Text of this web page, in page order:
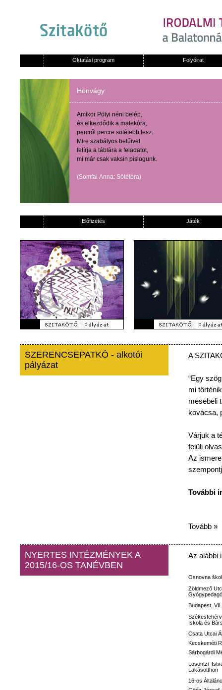
Oktatási program Folyóirat
Honvágy
Amikor Pötyi néni belép,
és elkezdődik a matekóra,
percről percre sötétebb lesz.
Mire szabályos betűivel
felírja a táblára a feladatot,
mi már csak vaksin pislogunk.
(Somfai Anna: Sötétóra)
Előfizetés Játék
SZERENCSEPATKÓ - alkotói
pályázat
A
“Egy szög
mi történik
mesebeli
kovácsa,
Várjuk a
felüli
Az
További
Tovább »
NYERTES INTÉZMÉNYEK A
2015/16-OS TANÉVBEN
Az alábbi
Osnovna
Zöldmező
Budapest,
Iskola és
Csata Utcai
Kecskeméti
Sárbogárdi
Losontzi
Lakásotthon
16-os